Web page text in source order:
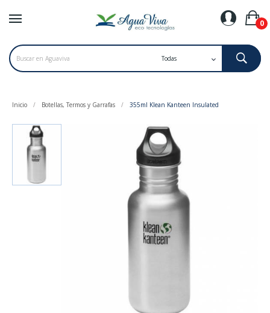
0
Inicio Botellas, Termos y Garrafas 355ml Klean Kanteen Insulated